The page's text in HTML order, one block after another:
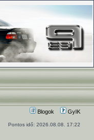
Blogok GyIK
Pontos idő: 2026.08.08. 17:22